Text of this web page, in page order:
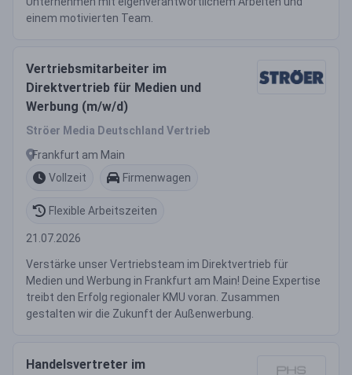
einem motivierten Team.
Vertriebsmitarbeiter im
Direktvertrieb für Medien und
Werbung (m/w/d)
Ströer Media Deutschland Vertrieb
Frankfurt am Main
Vollzeit
Firmenwagen
Flexible Arbeitszeiten
21.07.2026
Verstärke unser Vertriebsteam im Direktvertrieb für
Medien und Werbung in Frankfurt am Main! Deine Expertise
treibt den Erfolg regionaler KMU voran. Zusammen
gestalten wir die Zukunft der Außenwerbung.
Handelsvertreter im